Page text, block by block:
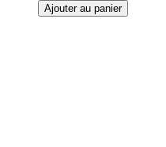
Ajouter au panier